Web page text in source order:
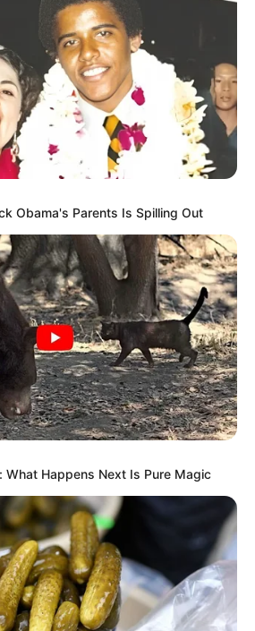
DÜNYA
sənət əsərinin satışı
çevrildi?
0 0
DÜNYA
yük gəmilərinədron
Obama's Parents Is Spilling Out
What Happens Next Is Pure Magic